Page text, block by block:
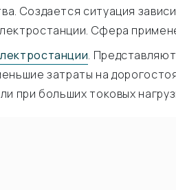
Создается ситуация
Сфера
.
затраты на
при больших токовых